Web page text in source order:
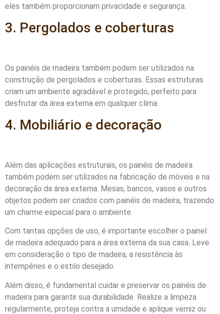
eles também proporcionam privacidade e segurança.
3. Pergolados e coberturas
Os painéis de madeira também podem ser utilizados na
construção de pergolados e coberturas. Essas estruturas
criam um ambiente agradável e protegido, perfeito para
desfrutar da área externa em qualquer clima.
4. Mobiliário e decoração
Além das aplicações estruturais, os painéis de madeira
também podem ser utilizados na fabricação de móveis e na
decoração da área externa. Mesas, bancos, vasos e outros
objetos podem ser criados com painéis de madeira, trazendo
um charme especial para o ambiente.
Com tantas opções de uso, é importante escolher o painel
de madeira adequado para a área externa da sua casa. Leve
em consideração o tipo de madeira, a resistência às
intempéries e o estilo desejado.
Além disso, é fundamental cuidar e preservar os painéis de
madeira para garantir sua durabilidade. Realize a limpeza
regularmente, proteja contra a umidade e aplique verniz ou